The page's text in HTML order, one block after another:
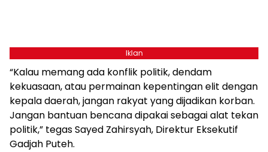
Iklan
“Kalau memang ada konflik politik, dendam
kekuasaan, atau permainan kepentingan elit dengan
kepala daerah, jangan rakyat yang dijadikan korban.
Jangan bantuan bencana dipakai sebagai alat tekan
politik,” tegas Sayed Zahirsyah, Direktur Eksekutif
Gadjah Puteh.